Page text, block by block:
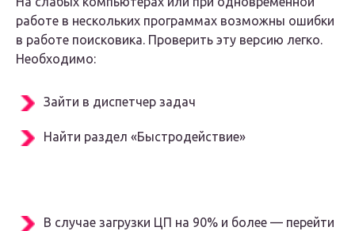
работе в нескольких программах возможны ошибки
в работе поисковика. Проверить эту версию легко.
Необходимо:
Зайти в диспетчер задач
Найти раздел «Быстродействие»
В случае загрузки ЦП на 90% и более — перейти